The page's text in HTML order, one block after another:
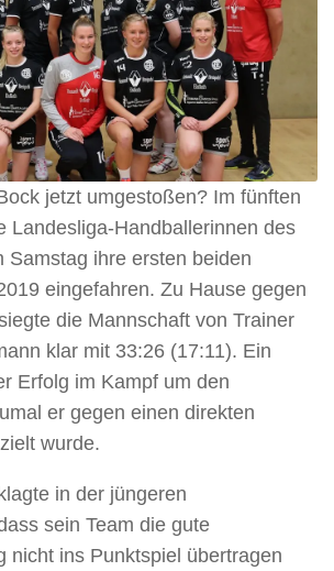
jetzt umgestoßen? Im fünften
Landesliga-Handballerinnen des
Samstag ihre ersten beiden
eingefahren. Zu Hause gegen
die Mannschaft von Trainer
klar mit 33:26 (17:11). Ein
Erfolg im Kampf um den
er gegen einen direkten
wurde.
in der jüngeren
sein Team die gute
nicht ins Punktspiel übertragen